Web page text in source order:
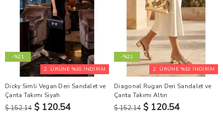
2. ÜRÜNE %10 İNDİRİM
-%21
Dicky Simli Vegan Deri Sandalet ve
Çanta Takımı Siyah
$ 152.14 $ 120.54
2. ÜRÜNE %10 İNDİRİM
-%21
Diagonal Rugan Deri Sandalet ve
Çanta Takımı Altın
$ 152.14 $ 120.54